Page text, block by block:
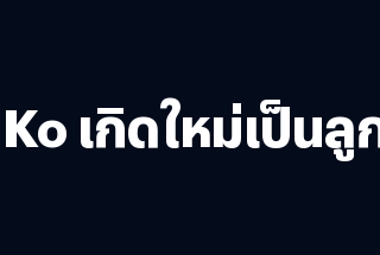
เกิดใหม่เป็น